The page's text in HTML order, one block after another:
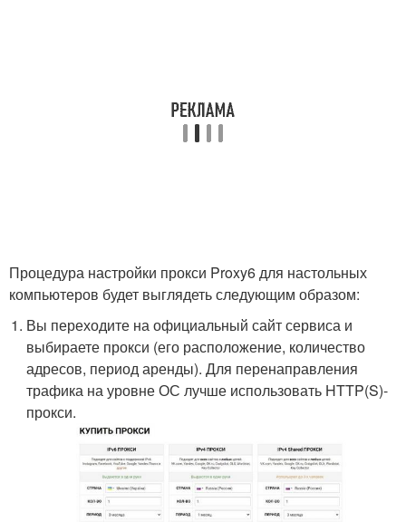
Процедура настройки прокси Proxy6 для настольных
компьютеров будет выглядеть следующим образом:
Вы переходите на официальный сайт сервиса и
выбираете прокси (его расположение, количество
адресов, период аренды). Для перенаправления
трафика на уровне ОС лучше использовать HTTP(S)-
прокси.